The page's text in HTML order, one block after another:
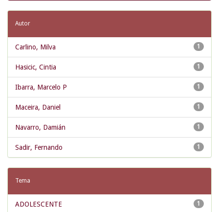
Autor
1
Carlino, Milva
1
Hasicic, Cintia
1
Ibarra, Marcelo P
1
Maceira, Daniel
1
Navarro, Damián
1
Sadir, Fernando
Tema
1
ADOLESCENTE